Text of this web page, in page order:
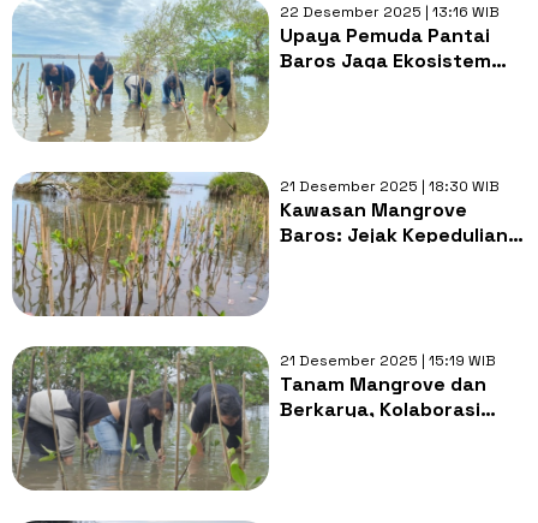
22 Desember 2025 | 13:16 WIB
Upaya Pemuda Pantai
Baros Jaga Ekosistem
21 Desember 2025 | 18:30 WIB
Kawasan Mangrove
Baros: Jejak Kepedulian
21 Desember 2025 | 15:19 WIB
Tanam Mangrove dan
Berkarya, Kolaborasi